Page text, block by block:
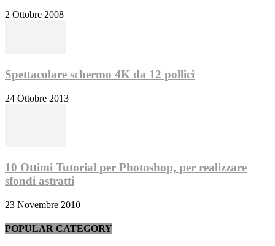
2 Ottobre 2008
Spettacolare schermo 4K da 12 pollici
24 Ottobre 2013
10 Ottimi Tutorial per Photoshop, per realizzare
sfondi astratti
23 Novembre 2010
POPULAR CATEGORY